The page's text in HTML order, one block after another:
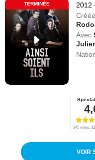
TERMINÉE 2012
Avec
345 notes,
VOIR